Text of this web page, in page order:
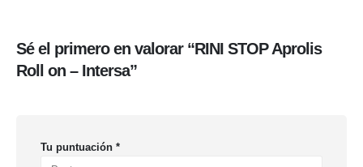
Sé el primero en valorar “RINI STOP Aprolis
Roll on – Intersa”
Tu puntuación *